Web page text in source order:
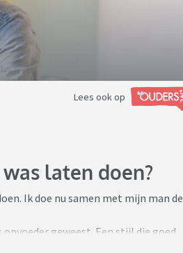
Lees ook op
laten doen?
Ik doe nu samen met mijn man de
geweest. Een stijl die goed
van mijn battles gaat worden. Ik